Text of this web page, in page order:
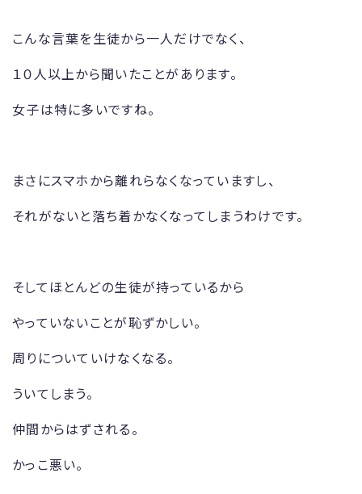
こんな言葉を生徒から一人だけでなく、
１０人以上から聞いたことがあります。
女子は特に多いですね。
まさにスマホから離れらなくなっていますし、
それがないと落ち着かなくなってしまうわけです。
そしてほとんどの生徒が持っているから
やっていないことが恥ずかしい。
周りについていけなくなる。
ういてしまう。
仲間からはずされる。
かっこ悪い。